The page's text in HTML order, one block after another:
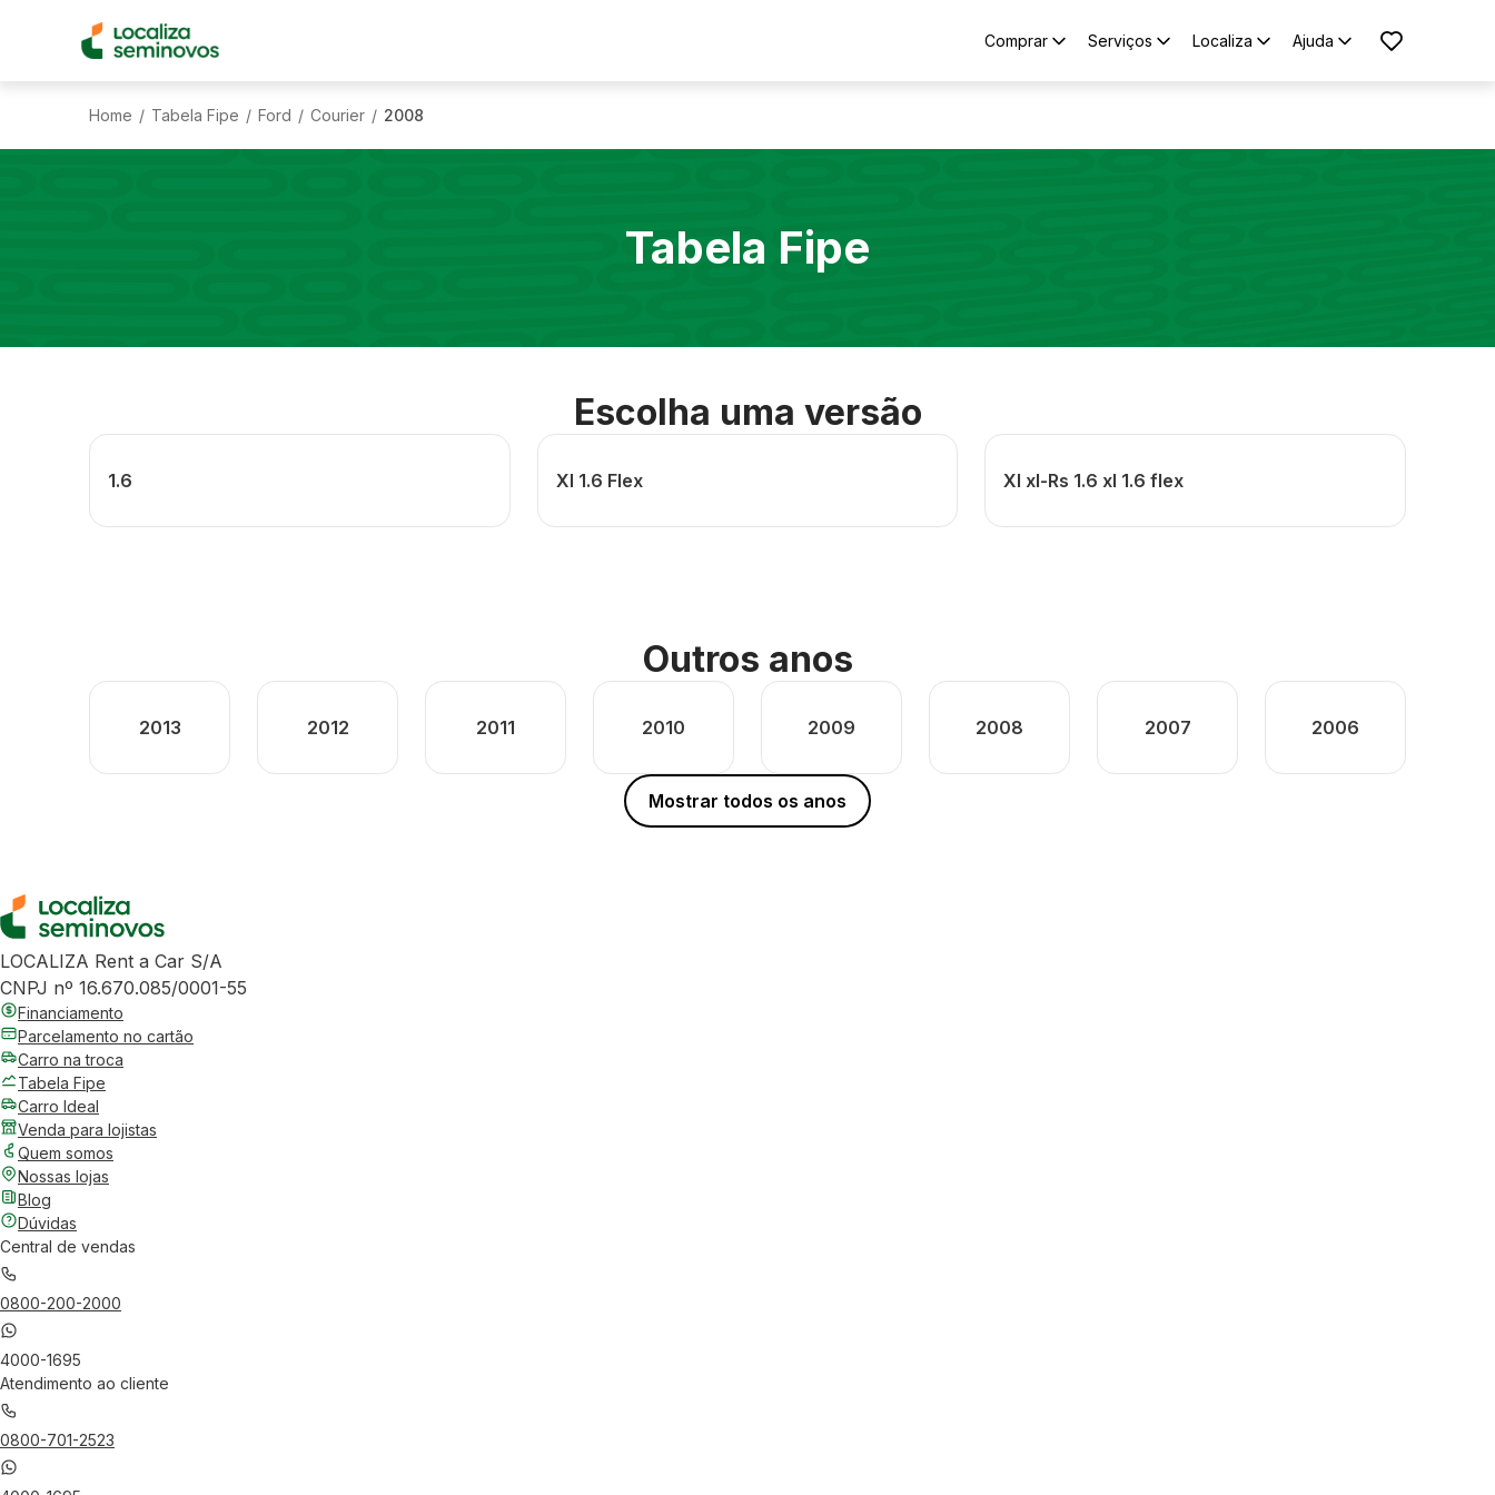
Comprar Serviços Localiza Ajuda
Home / Tabela Fipe / Ford / Courier / 2008
Tabela Fipe
Escolha uma versão
1.6 Xl 1.6 Flex Xl xl-Rs 1.6 xl 1.6 flex
Outros anos
2013 2012 2011 2010 2009 2008 2007 2006
Mostrar todos os anos
LOCALIZA Rent a Car S/A
CNPJ nº 16.670.085/0001-55
Financiamento
Parcelamento no cartão
Carro na troca
Tabela Fipe
Carro Ideal
Venda para lojistas
Quem somos
Nossas lojas
Blog
Dúvidas
Central de vendas
0800-200-2000
4000-1695
Atendimento ao cliente
0800-701-2523